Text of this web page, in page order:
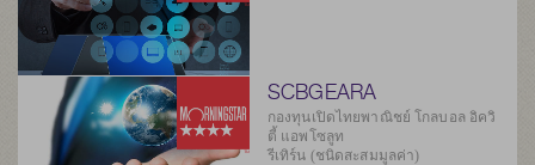
SCBGEARA
กองทุนเปิดไทยพาณิชย์ โกลบอล อิควิ
ตี้ แอพโซลูท
รีเทิร์น (ชนิดสะสมมูลค่า)